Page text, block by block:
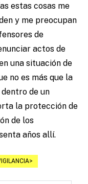
estas cosas me
y me preocupan
de
actos de
una situación de
no es más que la
de un
la protección de
de los
años allí.